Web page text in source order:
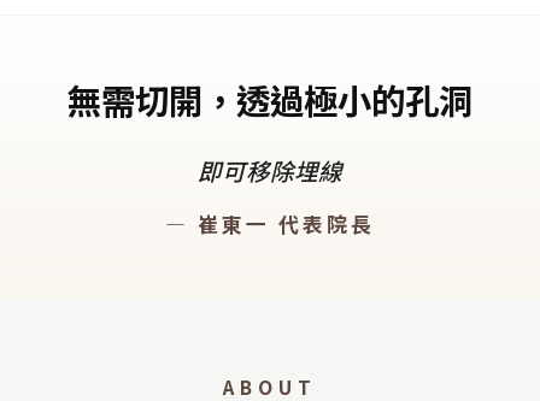
無需切開，透過極小的孔洞
即可移除埋線
— 崔東一 代表院長
ABOUT